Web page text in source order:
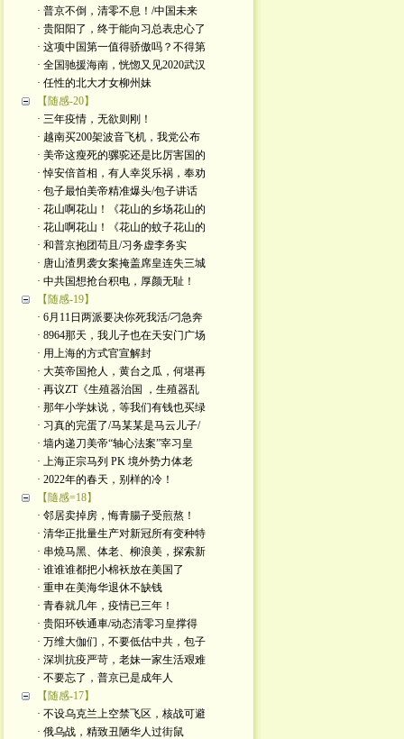
· 普京不倒，清零不息！/中国未来
· 贵阳阳了，终于能向习总表忠心了
· 这项中国第一值得骄傲吗？不得第
· 全国驰援海南，恍惚又见2020武汉
· 任性的北大才女柳州妹
【随感-20】
· 三年疫情，无欲则刚！
· 越南买200架波音飞机，我党公布
· 美帝这瘦死的骡驼还是比厉害国的
· 悼安倍首相，有人幸災乐祸，奉劝
· 包子最怕美帝精准爆头/包子讲话
· 花山啊花山！《花山的乡场花山的
· 花山啊花山！《花山的蚊子花山的
· 和普京抱团苟且/习务虚李务实
· 唐山渣男袭女案掩盖席皇连失三城
· 中共国想抢台积电，厚颜无耻！
【随感-19】
· 6月11日两派要决你死我活/刁急奔
· 8964那天，我儿子也在天安门广场
· 用上海的方式官宣解封
· 大英帝国抢人，黄台之瓜，何堪再
· 再议ZT《生殖器治国 ，生殖器乱
· 那年小学妹说，等我们有钱也买绿
· 习真的完蛋了/马某某是马云儿子/
· 墙内递刀美帝“轴心法案”宰习皇
· 上海正宗马列 PK 境外势力体老
· 2022年的春天，别样的冷！
【隨感=18】
· 邻居卖掉房，悔青腸子受煎熬！
· 清华正批量生产对新冠所有变种特
· 串燒马黑、体老、柳浪美，探索新
· 谁谁谁都把小棉袄放在美国了
· 重申在美海华退休不缺钱
· 青春就几年，疫情已三年！
· 贵阳环铁通車/动态清零习皇撑得
· 万维大伽们，不要低估中共，包子
· 深圳抗疫严苛，老妹一家生活艰难
· 不要忘了，普京已是成年人
【随感-17】
· 不设乌克兰上空禁飞区，核战可避
· 俄乌战，精致丑陋华人过街鼠